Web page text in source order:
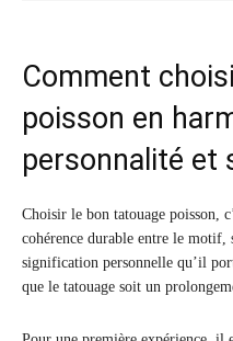
Comment
poisson en
personnalité et
Choisir le bon tatouage poisson,
cohérence durable entre le motif,
signification personnelle qu’il
que le tatouage soit un